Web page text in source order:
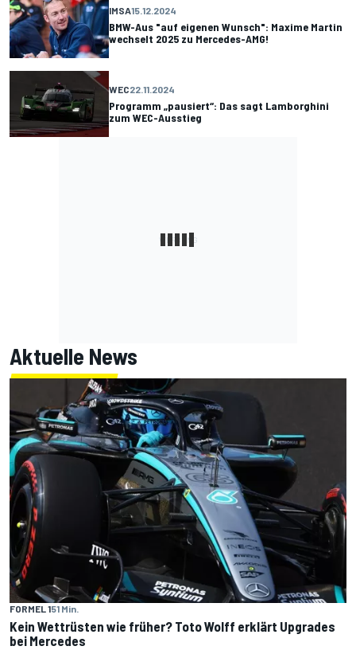
IMSA15.12.2024
BMW-Aus "auf eigenen Wunsch": Maxime Martin
wechselt 2025 zu Mercedes-AMG!
WEC22.11.2024
Programm „pausiert“: Das sagt Lamborghini
zum WEC-Ausstieg
Aktuelle News
FORMEL 151 Min.
Kein Wettrüsten wie früher? Toto Wolff erklärt Upgrades
bei Mercedes